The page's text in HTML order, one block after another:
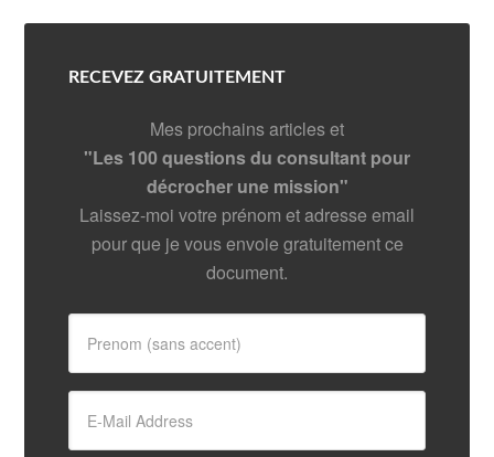
RECEVEZ GRATUITEMENT
Mes prochains articles et
"Les 100 questions du consultant pour
décrocher une mission"
Laissez-moi votre prénom et adresse email
pour que je vous envoie gratuitement ce
document.